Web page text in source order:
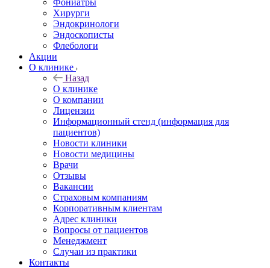
Фониатры
Хирурги
Эндокринологи
Эндоскописты
Флебологи
Акции
О клинике
Назад
О клинике
О компании
Лицензии
Информационный стенд (информация для
пациентов)
Новости клиники
Новости медицины
Врачи
Отзывы
Вакансии
Страховым компаниям
Корпоративным клиентам
Адрес клиники
Вопросы от пациентов
Менеджмент
Случаи из практики
Контакты